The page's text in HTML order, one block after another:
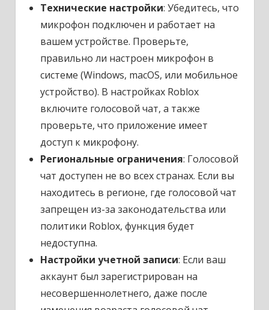
Технические настройки: Убедитесь, что
микрофон подключен и работает на
вашем устройстве. Проверьте,
правильно ли настроен микрофон в
системе (Windows, macOS, или мобильное
устройство). В настройках Roblox
включите голосовой чат, а также
проверьте, что приложение имеет
доступ к микрофону.
Региональные ограничения: Голосовой
чат доступен не во всех странах. Если вы
находитесь в регионе, где голосовой чат
запрещен из-за законодательства или
политики Roblox, функция будет
недоступна.
Настройки учетной записи: Если ваш
аккаунт был зарегистрирован на
несовершеннолетнего, даже после